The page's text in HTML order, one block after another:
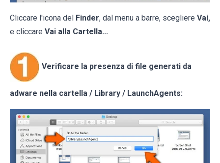
Cliccare l'icona del Finder, dal menu a barre, scegliere Vai,
e cliccare Vai alla Cartella...
Verificare la presenza di file generati da
adware nella cartella / Library / LaunchAgents: